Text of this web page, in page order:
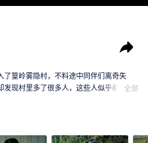
了篁岭雾隐村，不料途中同伴们离奇失
发现村里多了很多人，这些人似乎都跟一
全部